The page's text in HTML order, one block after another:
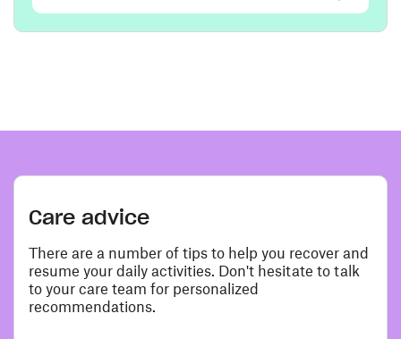
Care advice
There are a number of tips to help you recover and
resume your daily activities. Don't hesitate to talk
to your care team for personalized
recommendations.